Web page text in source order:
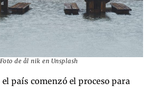
de ål nik en Unsplash
país comenzó el proceso para